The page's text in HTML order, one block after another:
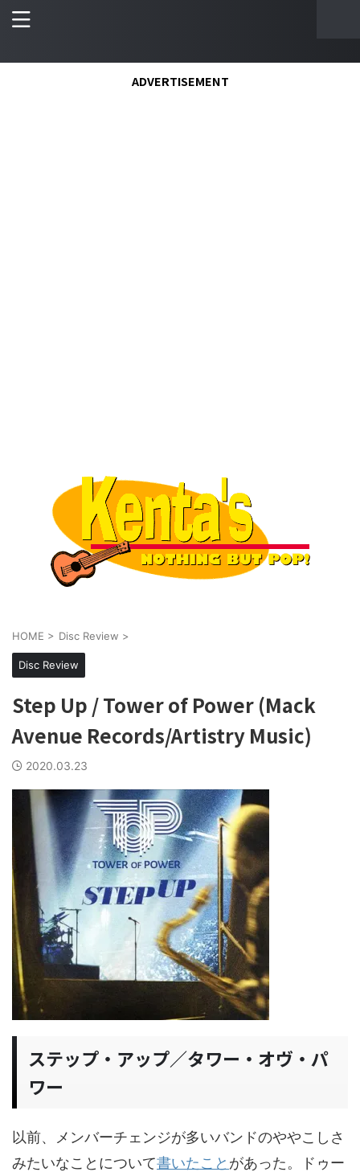
ADVERTISEMENT
HOME > Disc Review >
Disc Review
Step Up / Tower of Power (Mack
Avenue Records/Artistry Music)
2020.03.23
ステップ・アップ／タワー・オヴ・パ
ワー
以前、メンバーチェンジが多いバンドのややこしさ
みたいなことについて書いたこと があった。ドゥー